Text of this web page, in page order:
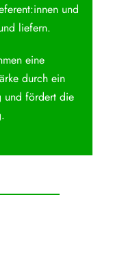
und
liefern.
eine
durch ein
und fördert die